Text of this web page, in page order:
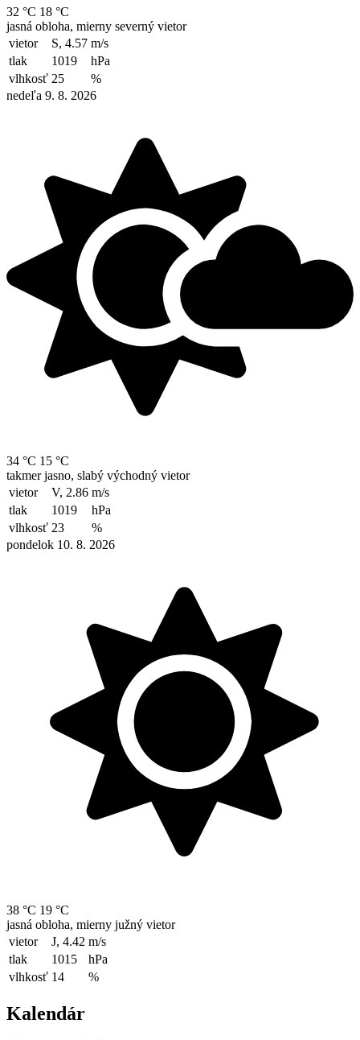
32 °C 18 °C
jasná obloha, mierny severný vietor
vietor
S, 4.57 m/s
tlak
1019
hPa
vlhkosť 25
%
nedeľa 9. 8. 2026
34 °C 15 °C
takmer jasno, slabý východný vietor
vietor
V, 2.86 m/s
tlak
1019
hPa
vlhkosť 23
%
pondelok 10. 8. 2026
38 °C 19 °C
jasná obloha, mierny južný vietor
vietor
J, 4.42 m/s
tlak
1015
hPa
vlhkosť 14 %
Kalendár